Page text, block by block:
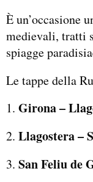
È un’occasione
medievali, tratti
spiagge
Le tappe della
Girona –
Llagostera –
San Feliu de